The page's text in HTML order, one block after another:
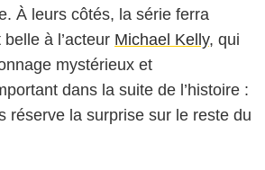
À leurs côtés, la série ferra
à l’acteur Michael Kelly, qui
mystérieux et
dans la suite de l’histoire :
réserve la surprise sur le reste du